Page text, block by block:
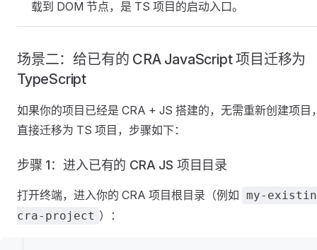
载到 DOM 节点，是 TS 项目的启动入口。
场景二：给已有的 CRA JavaScript 项目迁移为
TypeScript
如果你的项目已经是 CRA + JS 搭建的，无需重新创建项目
直接迁移为 TS 项目，步骤如下：
步骤 1：进入已有的 CRA JS 项目目录
打开终端，进入你的 CRA 项目根目录（例如 my-
cra-project ）：